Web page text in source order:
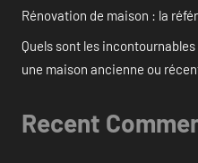
Rénovation de maison : la
Quels sont les
une maison ancienne ou
Recent